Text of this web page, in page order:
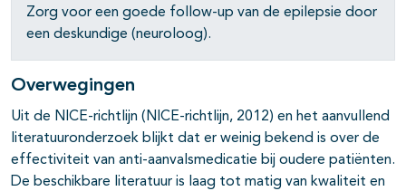
open- en dichtklappen
Zorg voor een goede follow-up van de epilepsie door
een deskundige (neuroloog).
Overwegingen
Uit de NICE-richtlijn (NICE-richtlijn, 2012) en het aanvullend
literatuuronderzoek blijkt dat er weinig bekend is over de
effectiviteit van anti-aanvalsmedicatie bij oudere patiënten.
De beschikbare literatuur is laag tot matig van kwaliteit en